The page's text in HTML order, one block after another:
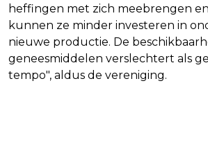
heffingen met zich meebrengen
kunnen ze minder investeren in
nieuwe productie. De
geneesmiddelen verslechtert als
tempo", aldus de vereniging.